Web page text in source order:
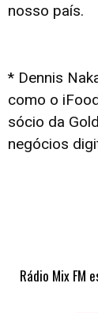
nosso país.
* Dennis
como o
sócio da
negócios